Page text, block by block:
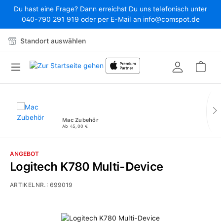
Zum Hauptinhalt springen
Du hast eine Frage? Dann erreichst Du uns telefonisch unter
040-790 291 919 oder per E-Mail an info@comspot.de
Standort auswählen
Mac Zubehör
Ab 45,00 €
Bildergalerie überspringen
ANGEBOT
Logitech K780 Multi-Device
ARTIKELNR.:699019